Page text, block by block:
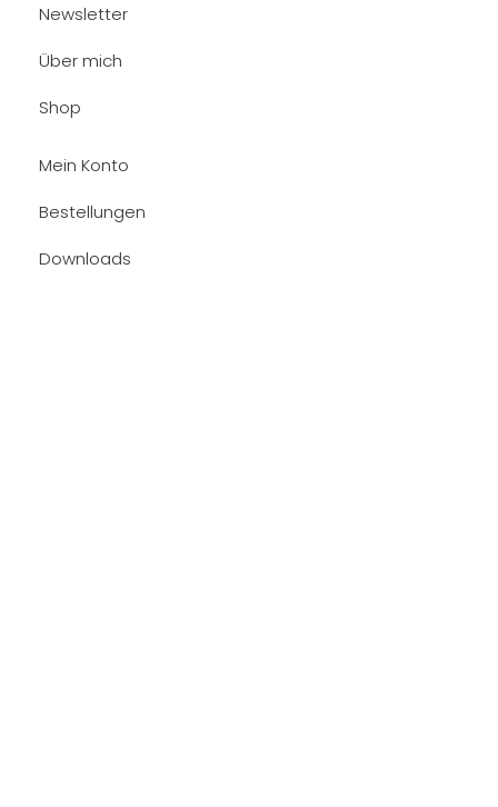
Newsletter
Über mich
Shop
Mein Konto
Bestellungen
Downloads